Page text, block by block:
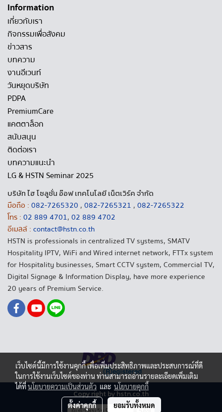
Information
เกี่ยวกับเรา
กิจกรรมเพื่อสังคม
ข่าวสาร
บทความ
งานอีเวนท์
วันหยุดบริษัท
PDPA
PremiumCare
แคตตาล็อก
สนับสนุน
ติดต่อเรา
บทความแนะนำ
LG & HSTN Seminar 2025
บริษัท ไฮ โซลูชั่น อ๊อฟ เทคโนโลยี เน็ตเวิร์ค จำกัด
มือถือ : 082-7265320 , 082-7265321 , 082-7265322
โทร : 02 889 4701, 02 889 4702
อีเมลล์ : contact@hstn.co.th
HSTN is professionals in centralized TV systems, SMATV
Hospitality IPTV, WiFi and Wired internet network, FTTx system
for Hospitality businesses, Smart CCTV system, Commercial TV,
Digital Signage & Information Display, have more experience
20 years of Premium Service.
Copy right by hstn.co.th
เว็บไซต์นี้มีการใช้งานคุกกี้ เพื่อเพิ่มประสิทธิภาพและประสบการณ์ที่ดี
ในการใช้งานเว็บไซต์ของท่าน ท่านสามารถอ่านรายละเอียดเพิ่มเติม
ได้ที่นโยบายความเป็นส่วนตัว และ นโยบายคุกกี้
ตั้งค่าคุกกี้ ยอมรับทั้งหมด